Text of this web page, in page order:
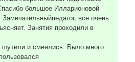
большое Илларионовой
все очень
Занятия проходили в
и смеялись. Было много